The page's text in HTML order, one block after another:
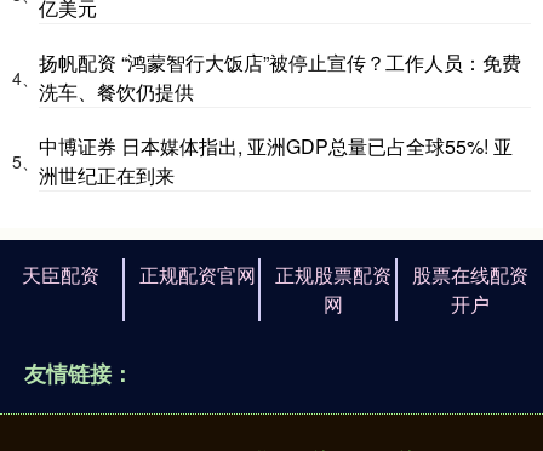
亿美元
4、
扬帆配资 “鸿蒙智行大饭店”被停止宣传？工作人员：免费
洗车、餐饮仍提供
5、
中博证券 日本媒体指出, 亚洲GDP总量已占全球55%! 亚
洲世纪正在到来
天臣配资 正规配资官网
正规股票配资
网
股票在线配资
开户
友情链接：